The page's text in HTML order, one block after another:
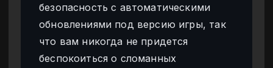
безопасность с автоматическими
обновлениями под версию игры, так
что вам никогда не придется
беспокоиться о сломанных